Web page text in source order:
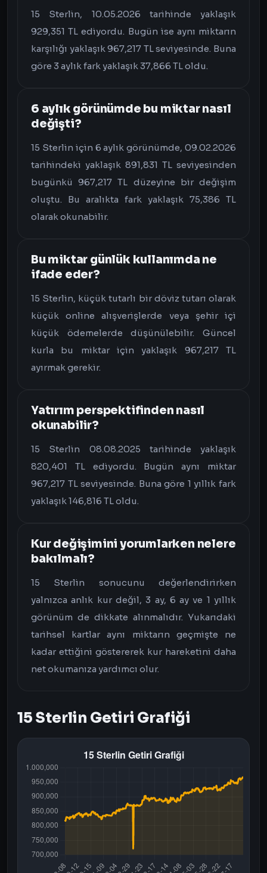
15 Sterlin, 10.05.2026 tarihinde yaklaşık
929,351 TL ediyordu. Bugün ise aynı miktarın
karşılığı yaklaşık 967,217 TL seviyesinde. Buna
göre 3 aylık fark yaklaşık 37,866 TL oldu.
6 aylık görünümde bu miktar nasıl
değişti?
15 Sterlin için 6 aylık görünümde, 09.02.2026
tarihindeki yaklaşık 891,831 TL seviyesinden
bugünkü 967,217 TL düzeyine bir değişim
oluştu. Bu aralıkta fark yaklaşık 75,386 TL
olarak okunabilir.
Bu miktar günlük kullanımda ne
ifade eder?
15 Sterlin, küçük tutarlı bir döviz tutarı olarak
küçük online alışverişlerde veya şehir içi
küçük ödemelerde düşünülebilir. Güncel
kurla bu miktar için yaklaşık 967,217 TL
ayırmak gerekir.
Yatırım perspektifinden nasıl
okunabilir?
15 Sterlin 08.08.2025 tarihinde yaklaşık
820,401 TL ediyordu. Bugün aynı miktar
967,217 TL seviyesinde. Buna göre 1 yıllık fark
yaklaşık 146,816 TL oldu.
Kur değişimini yorumlarken nelere
bakılmalı?
15 Sterlin sonucunu değerlendirirken
yalnızca anlık kur değil, 3 ay, 6 ay ve 1 yıllık
görünüm de dikkate alınmalıdır. Yukarıdaki
tarihsel kartlar aynı miktarın geçmişte ne
kadar ettiğini göstererek kur hareketini daha
net okumanıza yardımcı olur.
15 Sterlin Getiri Grafiği